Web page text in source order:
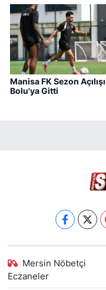
Manisa FK Sezon
Bolu'ya Gitti
Mersin Nöbetçi
Eczaneler